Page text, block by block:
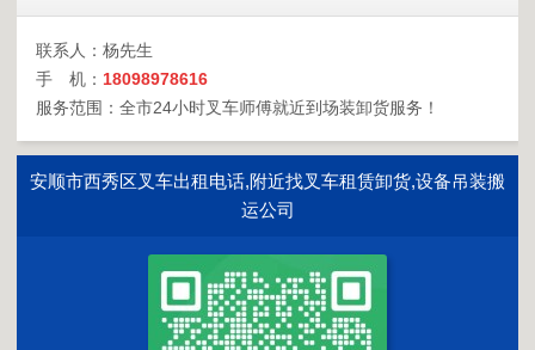
联系人：杨先生
手 机： 18098978616
服务范围：全市24小时叉车师傅就近到场装卸货服务！
安顺市西秀区叉车出租电话,附近找叉车租赁卸货,设备吊装搬
运公司